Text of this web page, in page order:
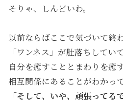
そりゃ、しんどいわ。
以前ならばここで気づいて終
「ワンネス」が肚落ちしていて
自分を癒すこととまわりを癒
相互関係にあることがわかっ
「そして、いや、頑張ってる